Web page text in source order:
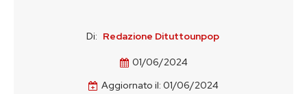
Di: Redazione Dituttounpop
01/06/2024
Aggiornato il: 01/06/2024